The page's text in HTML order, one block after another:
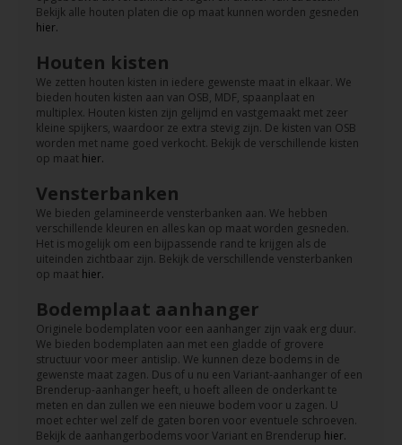
Bekijk alle houten platen die op maat kunnen worden gesneden
hier.
Houten kisten
We zetten houten kisten in iedere gewenste maat in elkaar. We
bieden houten kisten aan van OSB, MDF, spaanplaat en
multiplex. Houten kisten zijn gelijmd en vastgemaakt met zeer
kleine spijkers, waardoor ze extra stevig zijn. De kisten van OSB
worden met name goed verkocht. Bekijk de verschillende kisten
op maat hier.
Vensterbanken
We bieden gelamineerde vensterbanken aan. We hebben
verschillende kleuren en alles kan op maat worden gesneden.
Het is mogelijk om een bijpassende rand te krijgen als de
uiteinden zichtbaar zijn. Bekijk de verschillende vensterbanken
op maat hier.
Bodemplaat aanhanger
Originele bodemplaten voor een aanhanger zijn vaak erg duur.
We bieden bodemplaten aan met een gladde of grovere
structuur voor meer antislip. We kunnen deze bodems in de
gewenste maat zagen. Dus of u nu een Variant-aanhanger of een
Brenderup-aanhanger heeft, u hoeft alleen de onderkant te
meten en dan zullen we een nieuwe bodem voor u zagen. U
moet echter wel zelf de gaten boren voor eventuele schroeven.
Bekijk de aanhangerbodems voor Variant en Brenderup hier.